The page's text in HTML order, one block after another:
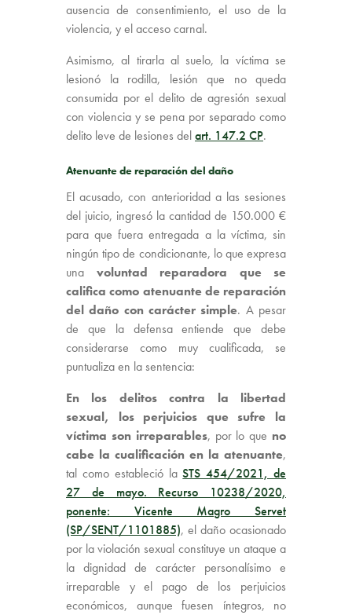
ausencia de consentimiento, el uso de la
violencia, y el acceso carnal.
Asimismo, al tirarla al suelo, la víctima se
lesionó la rodilla, lesión que no queda
consumida por el delito de agresión sexual
con violencia y se pena por separado como
delito leve de lesiones delart. 147.2 CP.
Atenuante de reparación del daño
El acusado, con anterioridad a las sesiones
del juicio, ingresó la cantidad de 150.000 €
para que fuera entregada a la víctima, sin
ningún tipo de condicionante, lo que expresa
una voluntad reparadora que se
califica como atenuante de reparación
del daño con carácter simple. A pesar
de que la defensa entiende que debe
considerarse como muy cualificada, se
puntualiza en la sentencia:
En los delitos contra la libertad
sexual, los perjuicios que sufre la
víctima son irreparables, por lo que no
cabe la cualificación en la atenuante,
tal como estableció laSTS 454/2021, de
27 de mayo. Recurso 10238/2020,
ponente: Vicente Magro Servet
(SP/SENT/1101885), el daño ocasionado
por la violación sexual constituye un ataque a
la dignidad de carácter personalísimo e
irreparable y el pago de los perjuicios
económicos, aunque fuesen íntegros, no